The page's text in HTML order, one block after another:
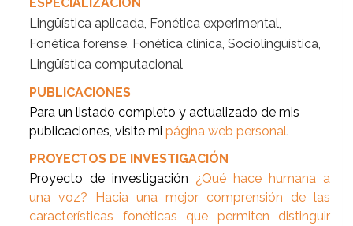
Lingüística aplicada, Fonética experimental,
Fonética forense, Fonética clínica, Sociolingüística,
Lingüística computacional
PUBLICACIONES
Para un listado completo y actualizado de mis
publicaciones, visite mipágina web personal.
PROYECTOS DE INVESTIGACIÓN
Proyecto de investigación ¿Qué hace humana a
una voz? Hacia una mejor comprensión de las
características fonéticas que permiten distinguir